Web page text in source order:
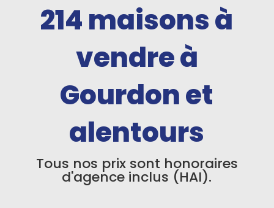
214maisons à
vendre à
Gourdon et
alentours
Tous nos prix sont honoraires
d'agence inclus (HAI).